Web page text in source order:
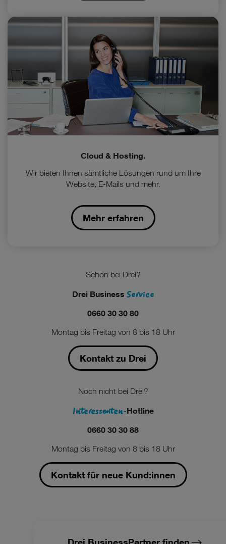
Cloud & Hosting.
Wir bieten Ihnen sämtliche Lösungen rund um Ihre
Website, E-Mails und mehr.
Mehr erfahren
Schon bei Drei?
Drei Business Service
0660 30 30 80
Montag bis Freitag von 8 bis 18 Uhr
Kontakt zu Drei
Noch nicht bei Drei?
Interessenten-Hotline
0660 30 30 88
Montag bis Freitag von 8 bis 18 Uhr
Kontakt für neue Kund:innen
(z.B. Data Privacy Framework), werden wie europäische
Unternehmen behandelt.
Wenn Sie „Nur notwendige Cookies“ wählen, dann sind für
Sie nur jene Cookies im Einsatz, die zur Funktion dieser
Website unerlässlich sind.